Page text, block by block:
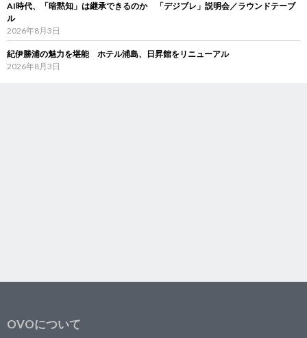
AI時代、「暗黙知」は継承できるのか 「デジブレ」説明会／ラウンドテーブ
ル
2026年8月3日
紀伊勝浦の魅力を堪能 ホテル浦島、日昇館をリニューアル
2026年8月3日
OVOについて